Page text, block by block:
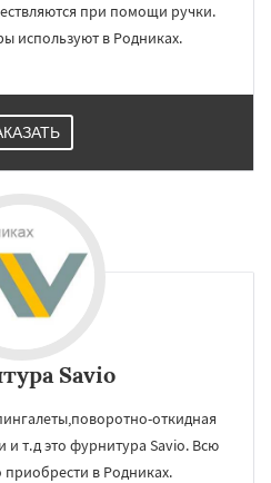
при помощи ручки.
используют в Родниках.
Savio
откидная
и т.д это фурнитура Savio. Всю
в Родниках.